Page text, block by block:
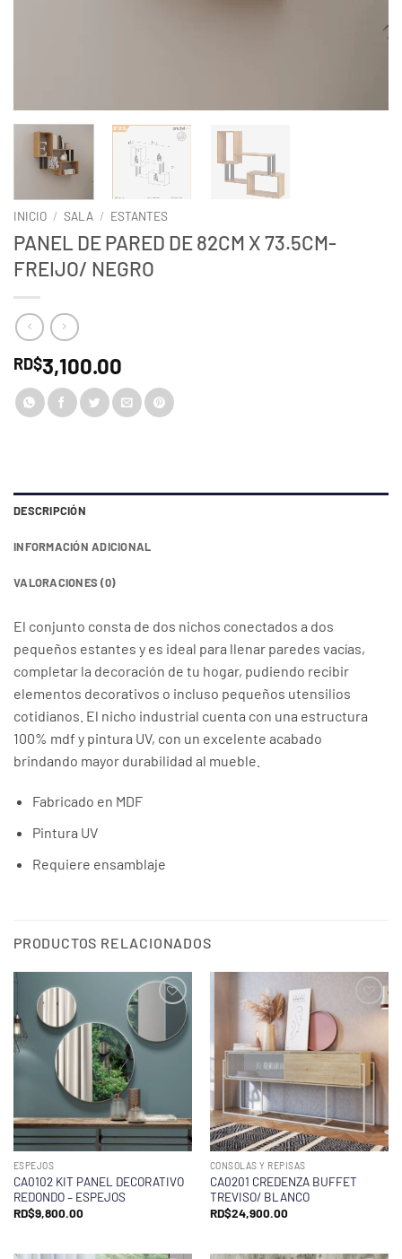
INICIO / SALA / ESTANTES
PANEL DE PARED DE 82CM X 73.5CM-
FREIJO/ NEGRO
RD$3,100.00
DESCRIPCIÓN
INFORMACIÓN ADICIONAL
VALORACIONES (0)
El conjunto consta de dos nichos conectados a dos
pequeños estantes y es ideal para llenar paredes vacías,
completar la decoración de tu hogar, pudiendo recibir
elementos decorativos o incluso pequeños utensilios
cotidianos. El nicho industrial cuenta con una estructura
100% mdf y pintura UV, con un excelente acabado
brindando mayor durabilidad al mueble.
Fabricado en MDF
Pintura UV
Requiere ensamblaje
PRODUCTOS RELACIONADOS
ESPEJOS
CA0102 KIT PANEL DECORATIVO
REDONDO – ESPEJOS
RD$9,800.00
CONSOLAS Y REPISAS
CA0201 CREDENZA BUFFET
TREVISO/ BLANCO
RD$24,900.00